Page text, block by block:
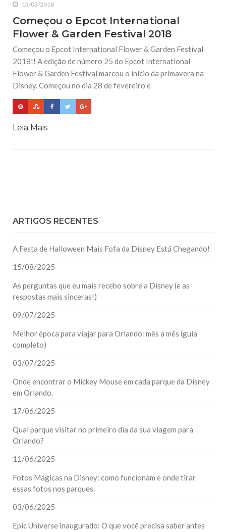
13/03/2018
Começou o Epcot International
Flower & Garden Festival 2018
Começou o Epcot International Flower & Garden Festival
2018!! A edição de número 25 do Epcot International
Flower & Garden Festival marcou o início da primavera na
Disney. Começou no dia 28 de fevereiro e
Leia Mais
ARTIGOS RECENTES
A Festa de Halloween Mais Fofa da Disney Está Chegando!
15/08/2025
As perguntas que eu mais recebo sobre a Disney (e as
respostas mais sinceras!)
09/07/2025
Melhor época para viajar para Orlando: mês a mês (guia
completo)
03/07/2025
Onde encontrar o Mickey Mouse em cada parque da Disney
em Orlando.
17/06/2025
Qual parque visitar no primeiro dia da sua viagem para
Orlando?
11/06/2025
Fotos Mágicas na Disney: como funcionam e onde tirar
essas fotos nos parques.
03/06/2025
Epic Universe inaugurado: O que você precisa saber antes